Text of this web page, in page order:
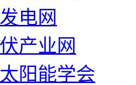
电网
产业网
太阳能学会